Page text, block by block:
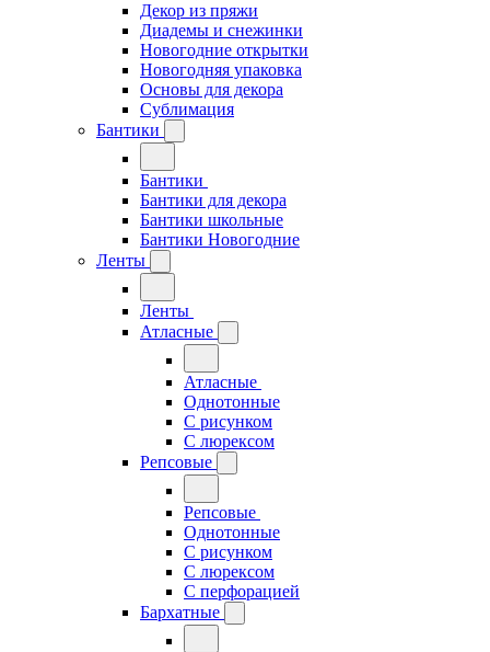
Декор из пряжи
Диадемы и снежинки
Новогодние открытки
Новогодняя упаковка
Основы для декора
Сублимация
Бантики
Бантики
Бантики для декора
Бантики школьные
Бантики Новогодние
Ленты
Ленты
Атласные
Атласные
Однотонные
С рисунком
С люрексом
Репсовые
Репсовые
Однотонные
С рисунком
С люрексом
С перфорацией
Бархатные